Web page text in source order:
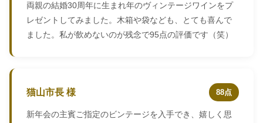
両親の結婚30周年に生まれ年のヴィンテージワインをプ
レゼントしてみました。木箱や袋なども、とても喜んで
ました。私が飲めないのが残念で95点の評価です（笑）
猫山市長 様 88点
新年会の主賓ご指定のビンテージを入手でき、嬉しく思